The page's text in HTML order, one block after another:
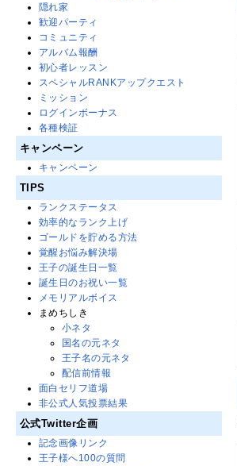
隠れ家
歓迎パーティ
コミュニティ
アルバム報酬
初心者レッスン
スペシャルRANKアップクエスト
ミッション
ログインボーナス
各種検証
キャンペーン
キャンペーン
TIPS
ランクステータス
効率的なランク上げ
ゴールドを貯める方法
覚醒お悩み解決場
王子の誕生日一覧
誕生日のお祝い一覧
メモリアルボイス
まめちしき
小ネタ
国名の元ネタ
王子名の元ネタ
配信前情報
面白セリフ道場
非公式人気投票結果
公式Twitter企画
記念画像リンク
王子様へ100の質問